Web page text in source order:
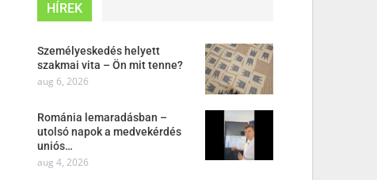
HÍREK
Személyeskedés helyett
szakmai vita – Ön mit tenne?
aug 6, 2026
Románia lemaradásban –
utolsó napok a medvekérdés
uniós…
aug 4, 2026